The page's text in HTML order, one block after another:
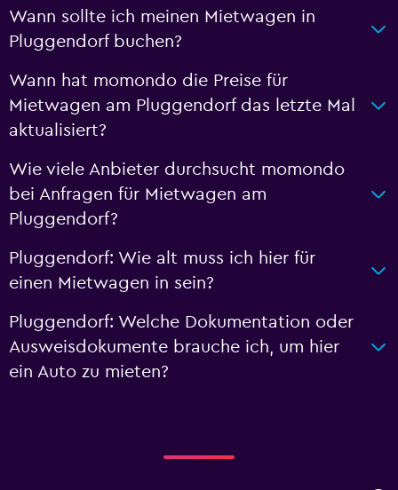
Wann sollte ich meinen Mietwagen in
Pluggendorf buchen?
Wann hat momondo die Preise für
Mietwagen am Pluggendorf das letzte Mal
aktualisiert?
Wie viele Anbieter durchsucht momondo
bei Anfragen für Mietwagen am
Pluggendorf?
Pluggendorf: Wie alt muss ich hier für
einen Mietwagen in sein?
Pluggendorf: Welche Dokumentation oder
Ausweisdokumente brauche ich, um hier
ein Auto zu mieten?